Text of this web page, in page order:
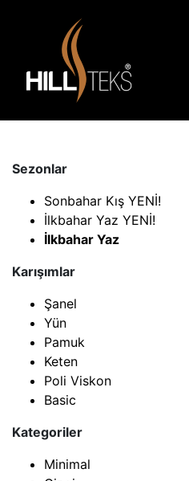
Sezonlar
Sonbahar Kış YENİ!
İlkbahar Yaz YENİ!
İlkbahar Yaz
Karışımlar
Şanel
Yün
Pamuk
Keten
Poli Viskon
Basic
Kategoriler
Minimal